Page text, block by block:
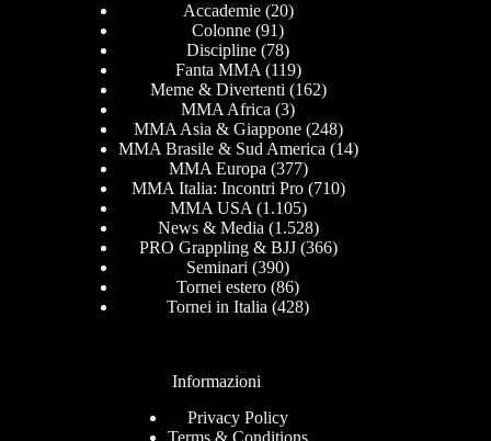
Accademie(20)
Colonne (91)
Discipline (78)
Fanta MMA (119)
Meme & Divertenti (162)
MMA Africa (3)
MMA Asia & Giappone(248)
MMA Brasile & Sud America (14)
MMA Europa (377)
MMA Italia: Incontri Pro(710)
MMA USA (1.105)
News & Media (1.528)
PRO Grappling & BJJ(366)
Seminari (390)
Tornei estero (86)
Tornei in Italia (428)
Informazioni
Privacy Policy
Terms & Conditions